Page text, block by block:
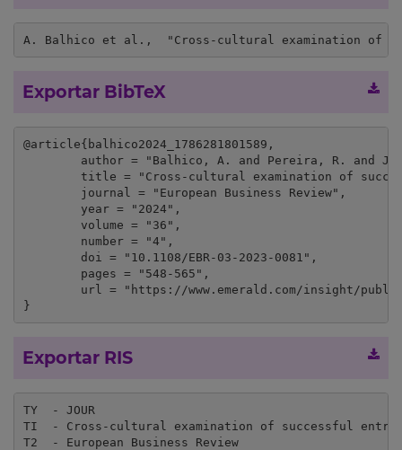
A. Balhico et al.,  "Cross-cultural examination of
Exportar BibTeX
@article{balhico2024_1786281801589,
}
Exportar RIS
TY  - JOUR
TI  - Cross-cultural examination of successful
T2  - European Business Review